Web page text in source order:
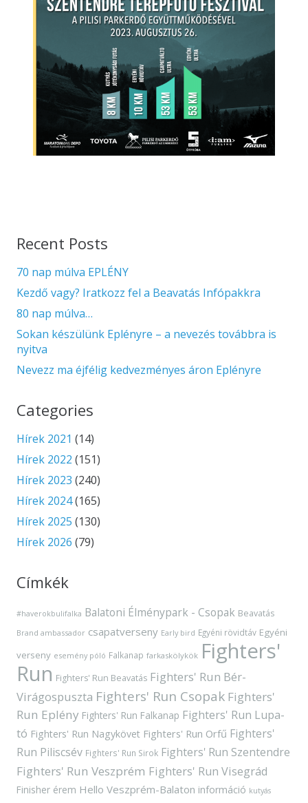
Recent Posts
70 nap múlva EPLÉNY
Kezdő vagy? Iratkozz fel a Beavatás Infópakkra
80 nap múlva…
Sokan készülünk Eplényre – a nevezés továbbra is
nyitva
Nevezz ma éjfélig kedvezményes áron Eplényre
Categories
Hírek 2021 (14)
Hírek 2022 (151)
Hírek 2023 (240)
Hírek 2024(165)
Hírek 2025 (130)
Hírek 2026 (79)
Címkék
#haverokbulifalka Balatoni Élménypark - Csopak Beavatás
Brand ambassador csapatverseny Early bird Egyéni rövidtáv Egyéni
verseny esemény póló Falkanap farkaskölykök Fighters'
Run Fighters' Run Beavatás Fighters' Run Bér-
Virágospuszta Fighters' Run Csopak Fighters'
Run Eplény Fighters' Run Falkanap Fighters' Run Lupa-
tó Fighters' Run Nagykövet Fighters' Run Orfű Fighters'
Run Piliscsév Fighters' Run Sirok Fighters' Run Szentendre
Fighters' Run Veszprém Fighters' Run Visegrád
Finisher érem Hello Veszprém-Balaton információ kutyás